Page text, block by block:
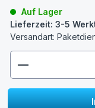
Auf Lager
Lieferzeit: 3-5
Versandart: